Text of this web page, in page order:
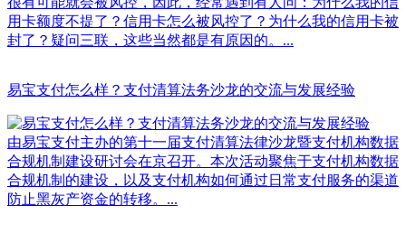
用卡额度不提了？信用卡怎么被风控了？为什么我的信用卡被
封了？疑问三联，这些当然都是有原因的。...
易宝支付怎么样？支付清算法务沙龙的交流与发展经验
由易宝支付主办的第十一届支付清算法律沙龙暨支付机构数据
合规机制建设研讨会在京召开。本次活动聚焦于支付机构数据
合规机制的建设，以及支付机构如何通过日常支付服务的渠道
防止黑灰产资金的转移。...